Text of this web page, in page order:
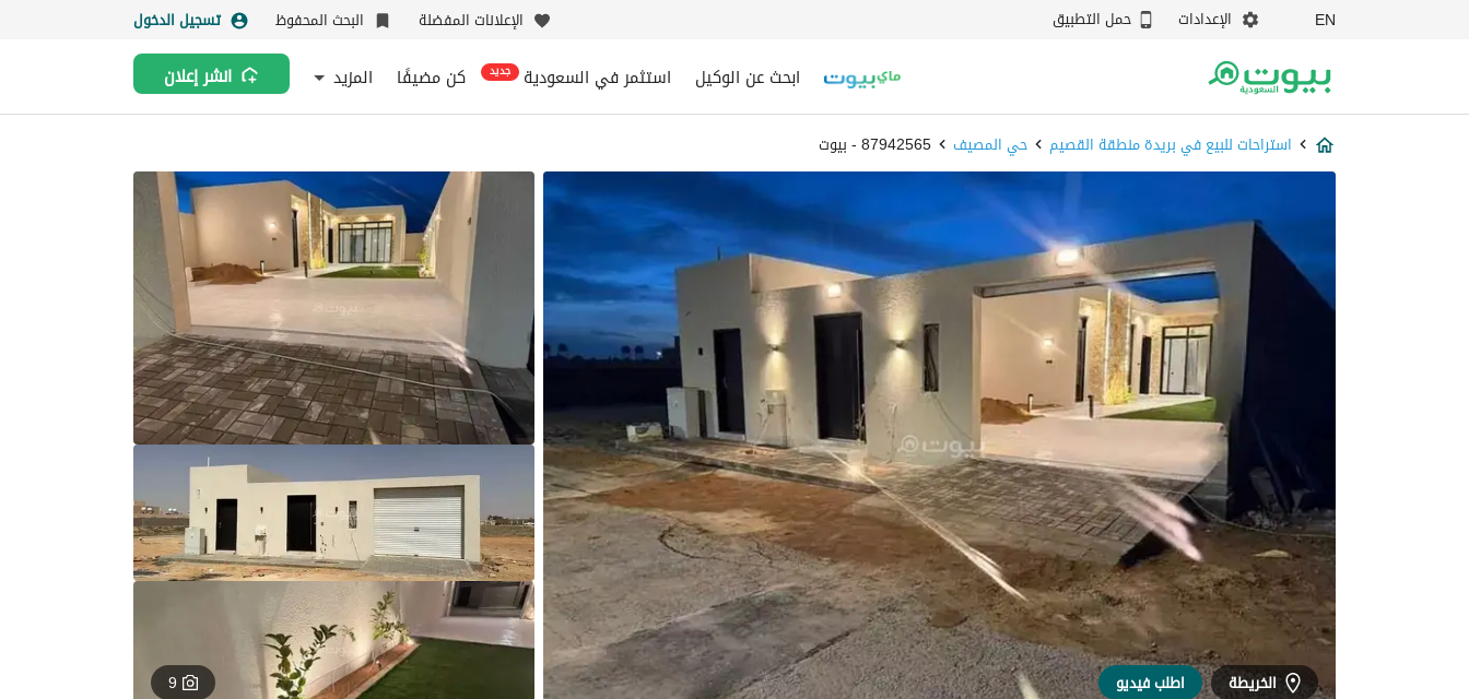
EN الإعدادات حمل التطبيق الإعلانات المفضلة البحث المحفوظ تسجيل الدخول
ابحث عن الوكيل استثمر في السعودية جديد كن مضيفًا المزيد انشر إعلان
استراحات للبيع في بريدة منطقة القصيم حي المصيف 87942565 - بيوت
الخريطة اطلب فيديو 9